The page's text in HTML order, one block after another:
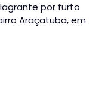
por furto
Araçatuba, em